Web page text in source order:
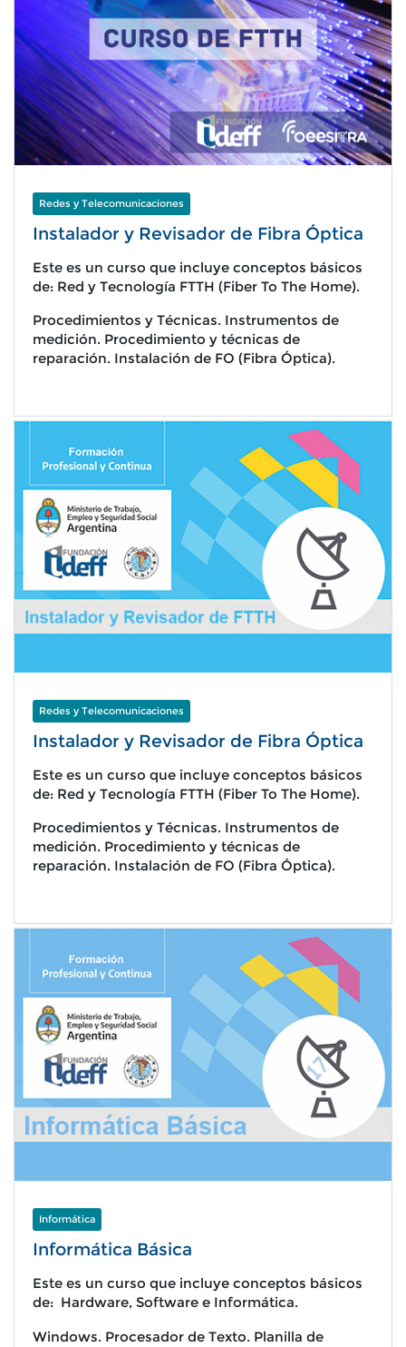
Redes y Telecomunicaciones
Instalador y Revisador de Fibra Óptica
Este es un curso que incluye conceptos básicos
de: Red y Tecnología FTTH (Fiber To The Home).
Procedimientos y Técnicas. Instrumentos de
medición. Procedimiento y técnicas de
reparación. Instalación de FO (Fibra Óptica).
Redes y Telecomunicaciones
Instalador y Revisador de Fibra Óptica
Este es un curso que incluye conceptos básicos
de: Red y Tecnología FTTH (Fiber To The Home).
Procedimientos y Técnicas. Instrumentos de
medición. Procedimiento y técnicas de
reparación. Instalación de FO (Fibra Óptica).
Informática
Informática Básica
Este es un curso que incluye conceptos básicos
de: Hardware, Software e Informática.
Windows. Procesador de Texto. Planilla de